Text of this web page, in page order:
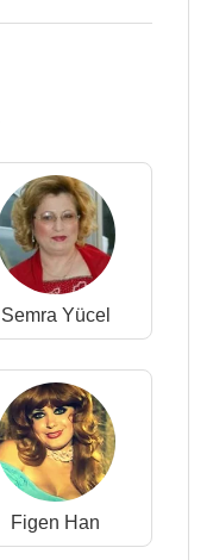
Semra Yücel
Figen Han